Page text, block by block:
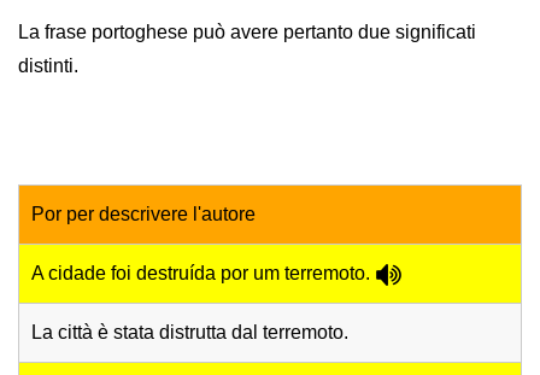
La frase portoghese può avere pertanto due significati
distinti.
Por per descrivere l'autore
A cidade foi destruída por um terremoto.
La città è stata distrutta dal terremoto.